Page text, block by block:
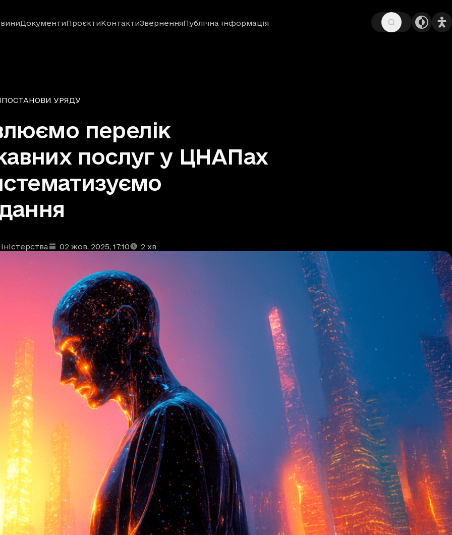
ДокументиПроєктиКонтактиЗверненняПублічна інформація
ПОСТАНОВИ УРЯДУ
перелік
послуг у ЦНАПах
: 02 жов. 2025, 17:10 2 хв